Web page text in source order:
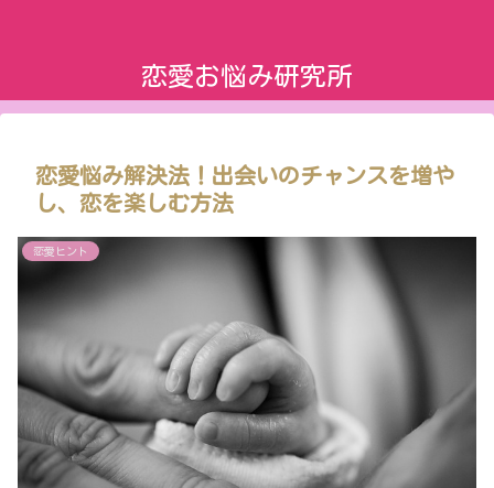
恋愛お悩み研究所
恋愛悩み解決法！出会いのチャンスを増や
し、恋を楽しむ方法
恋愛ヒント